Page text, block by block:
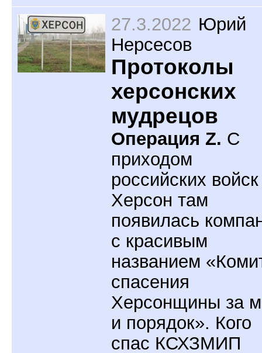
27.3.2022 Юрий
Нерсесов
Протоколы
херсонских
мудрецов
Операция Z. С
приходом
российских
Херсон там
появилась
с красивым
названием
спасения
Херсонщины за
и порядок». Кого
спас КСХЗМИП